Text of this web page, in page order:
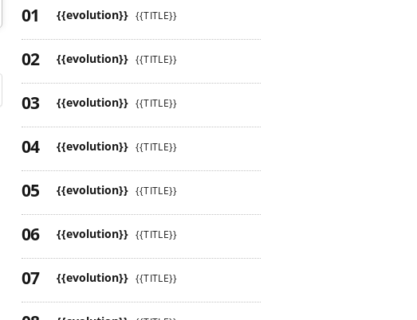
{{evolution}} {{TITLE}}
{{evolution}} {{TITLE}}
{{evolution}} {{TITLE}}
{{evolution}} {{TITLE}}
{{evolution}} {{TITLE}}
{{evolution}} {{TITLE}}
{{evolution}} {{TITLE}}